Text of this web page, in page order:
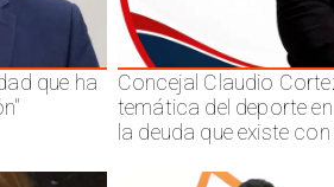
que ha
Concejal Claudio
temática del deporte
la deuda que existe